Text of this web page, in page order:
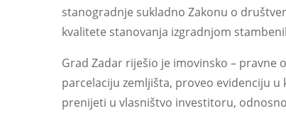
stanogradnje sukladno Zakonu o
kvalitete stanovanja izgradnjom
Grad Zadar riješio je imovinsko – pravne
parcelaciju zemljišta, proveo evidenciju
prenijeti u vlasništvo investitoru,